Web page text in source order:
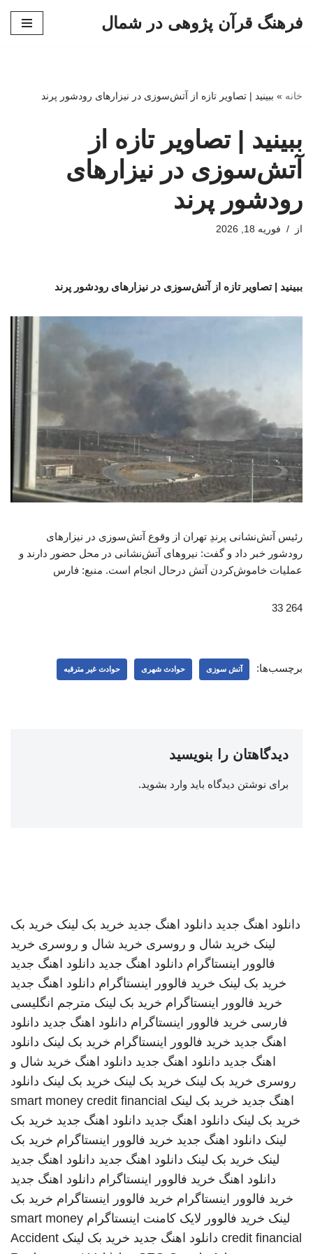
فرهنگ قرآن پژوهی در شمال
خانه » ببینید | تصاویر تازه از آتش‌سوزی در نیزارهای رودشور پرند
ببینید | تصاویر تازه از
آتش‌سوزی در نیزارهای
رودشور پرند
از فوریه 18, 2026
ببینید | تصاویر تازه از آتش‌سوزی در نیزارهای رودشور پرند
رئیس آتش‌نشانی پرندِ تهران از وقوع آتش‌سوزی در نیزارهای
رودشور خبر داد و گفت: نیروهای آتش‌نشانی در محل حضور دارند و
عملیات خاموش‌کردن آتش درحال انجام است. منبع: فارس
264 33
برچسب‌ها: آتش سوزی حوادث شهری حوادث غیر مترقبه
دیدگاهتان را بنویسید
برای نوشتن دیدگاه باید وارد بشوید.
دانلود اهنگ جدید دانلود اهنگ جدید خرید بک لینک خرید بک
لینک خرید شال و روسری خرید شال و روسری خرید
فالوور اینستاگرام دانلود اهنگ جدید دانلود اهنگ جدید
خرید بک لینک خرید فالوور اینستاگرام دانلود اهنگ جدید
خرید فالوور اینستاگرام خرید بک لینک مترجم انگلیسی
فارسی خرید فالوور اینستاگرام دانلود اهنگ جدید دانلود
اهنگ جدید خرید فالوور اینستاگرام خرید بک لینک دانلود
اهنگ جدید دانلود اهنگ جدید دانلود اهنگ خرید شال و
روسری خرید بک لینک خرید بک لینک خرید بک لینک دانلود
اهنگ جدید خرید بک لینک smart money credit financial
خرید بک لینک دانلود اهنگ جدید دانلود اهنگ جدید خرید بک
لینک دانلود اهنگ جدید خرید فالوور اینستاگرام خرید بک
لینک خرید بک لینک دانلود اهنگ جدید دانلود اهنگ جدید
دانلود اهنگ خرید فالوور اینستاگرام دانلود اهنگ جدید
خرید فالوور اینستاگرام خرید فالوور اینستاگرام خرید بک
لینک خرید فالوور لایک کامنت اینستاگرام smart money
credit financial دانلود اهنگ جدید خرید بک لینک Accident